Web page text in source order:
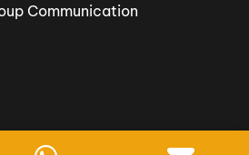
Communication